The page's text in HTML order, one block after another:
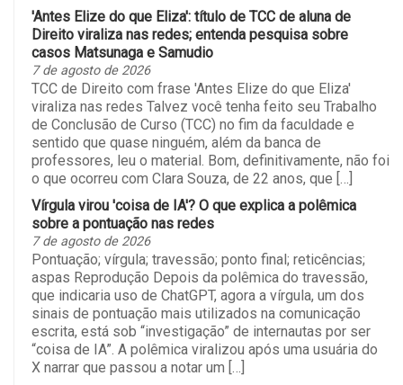
'Antes Elize do que Eliza': título de TCC de aluna de
Direito viraliza nas redes; entenda pesquisa sobre
casos Matsunaga e Samudio
7 de agosto de 2026
TCC de Direito com frase 'Antes Elize do que Eliza'
viraliza nas redes Talvez você tenha feito seu Trabalho
de Conclusão de Curso (TCC) no fim da faculdade e
sentido que quase ninguém, além da banca de
professores, leu o material. Bom, definitivamente, não foi
o que ocorreu com Clara Souza, de 22 anos, que […]
Vírgula virou 'coisa de IA'? O que explica a polêmica
sobre a pontuação nas redes
7 de agosto de 2026
Pontuação; vírgula; travessão; ponto final; reticências;
aspas Reprodução Depois da polêmica do travessão,
que indicaria uso de ChatGPT, agora a vírgula, um dos
sinais de pontuação mais utilizados na comunicação
escrita, está sob “investigação” de internautas por ser
“coisa de IA”. A polêmica viralizou após uma usuária do
X narrar que passou a notar um […]